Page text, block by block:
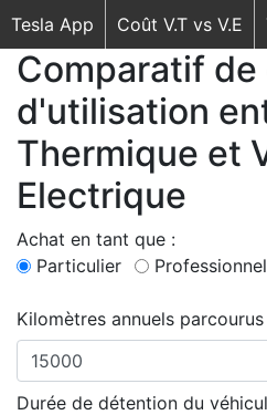
Tesla App Coût V.T vs V.E
Comparatif de
d'utilisation
Thermique et
Electrique
Achat en tant que :
Particulier
Professionnel
Kilomètres annuels parcourus
Durée de détention du